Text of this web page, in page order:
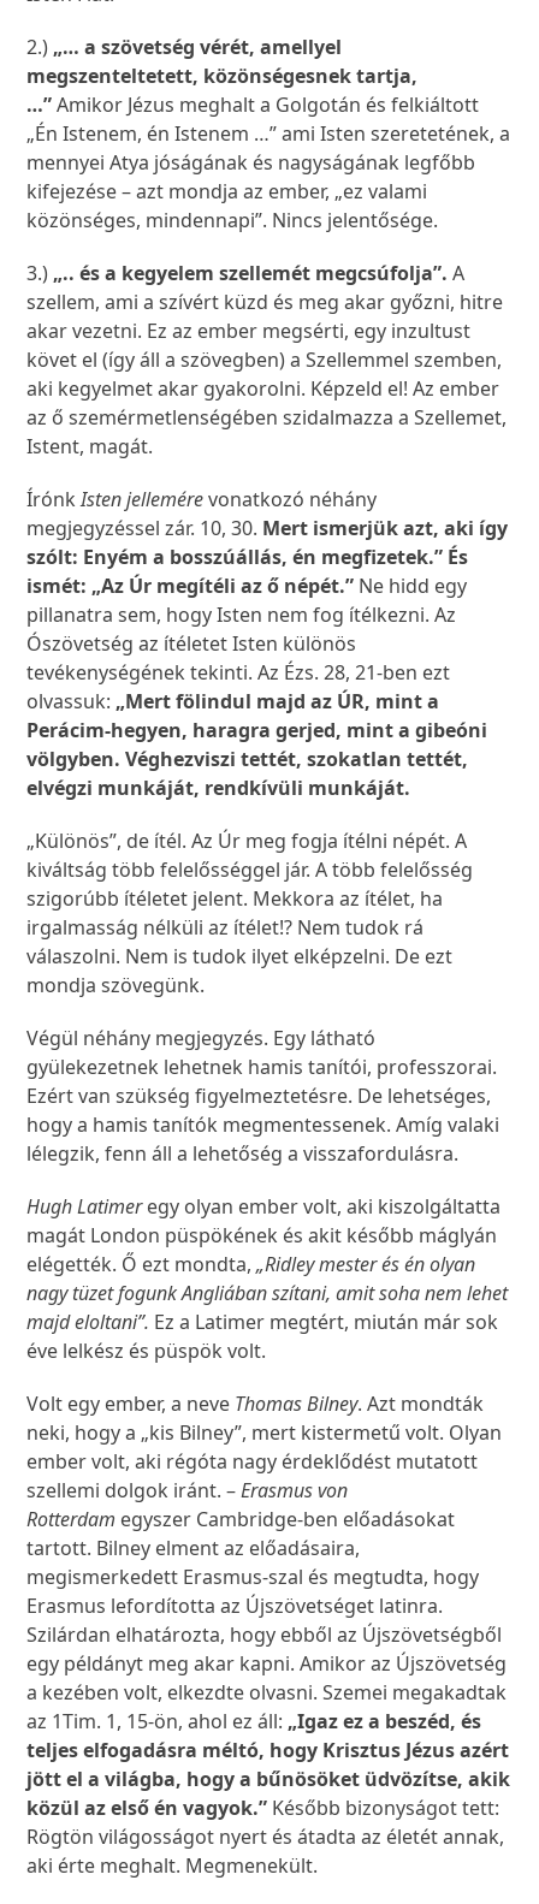
2.) „… a szövetség vérét, amellyel
megszenteltetett, közönségesnek tartja,
…”Amikor Jézus meghalt a Golgotán és felkiáltott
„Én Istenem, én Istenem …” ami Isten szeretetének, a
mennyei Atya jóságának és nagyságának legfőbb
kifejezése – azt mondja az ember, „ez valami
közönséges, mindennapi”. Nincs jelentősége.
3.) „.. és a kegyelem szellemét megcsúfolja”.A
szellem, ami a szívért küzd és meg akar győzni, hitre
akar vezetni. Ez az ember megsérti, egy inzultust
követ el (így áll a szövegben) a Szellemmel szemben,
aki kegyelmet akar gyakorolni. Képzeld el! Az ember
az ő szemérmetlenségében szidalmazza a Szellemet,
Istent, magát.
ÍrónkIsten jellemérevonatkozó néhány
megjegyzéssel zár. 10, 30. Mert ismerjük azt, aki így
szólt: Enyém a bosszúállás, én megfizetek.” És
ismét: „Az Úr megítéli az ő népét.” Ne hidd egy
pillanatra sem, hogy Isten nem fog ítélkezni. Az
Ószövetség az ítéletet Isten különös
tevékenységének tekinti. Az Ézs. 28, 21-ben ezt
olvassuk: „Mert fölindul majd az ÚR, mint a
Perácim-hegyen, haragra gerjed, mint a gibeóni
völgyben. Véghezviszi tettét, szokatlan tettét,
elvégzi munkáját, rendkívüli munkáját.
„Különös”, de ítél. Az Úr meg fogja ítélni népét. A
kiváltság több felelősséggel jár. A több felelősség
szigorúbb ítéletet jelent. Mekkora az ítélet, ha
irgalmasság nélküli az ítélet!? Nem tudok rá
válaszolni. Nem is tudok ilyet elképzelni. De ezt
mondja szövegünk.
Végül néhány megjegyzés. Egy látható
gyülekezetnek lehetnek hamis tanítói, professzorai.
Ezért van szükség figyelmeztetésre. De lehetséges,
hogy a hamis tanítók megmentessenek. Amíg valaki
lélegzik, fenn áll a lehetőség a visszafordulásra.
Hugh Latimeregy olyan ember volt, aki kiszolgáltatta
magát London püspökének és akit később máglyán
elégették. Ő ezt mondta,„Ridley mester és én olyan
nagy tüzet fogunk Angliában szítani, amit soha nem lehet
majd eloltani”. Ez a Latimer megtért, miután már sok
éve lelkész és püspök volt.
Volt egy ember, a neve Thomas Bilney. Azt mondták
neki, hogy a „kis Bilney”, mert kistermetű volt. Olyan
ember volt, aki régóta nagy érdeklődést mutatott
szellemi dolgok iránt. –Erasmus von
Rotterdam egyszer Cambridge-ben előadásokat
tartott. Bilney elment az előadásaira,
megismerkedett Erasmus-szal és megtudta, hogy
Erasmus lefordította az Újszövetséget latinra.
Szilárdan elhatározta, hogy ebből az Újszövetségből
egy példányt meg akar kapni. Amikor az Újszövetség
a kezében volt, elkezdte olvasni. Szemei megakadtak
az 1Tim. 1, 15-ön, ahol ez áll: „Igaz ez a beszéd, és
teljes elfogadásra méltó, hogy Krisztus Jézus azért
jött el a világba, hogy a bűnösöket üdvözítse, akik
közül az első én vagyok.” Később bizonyságot tett:
Rögtön világosságot nyert és átadta az életét annak,
aki érte meghalt. Megmenekült.